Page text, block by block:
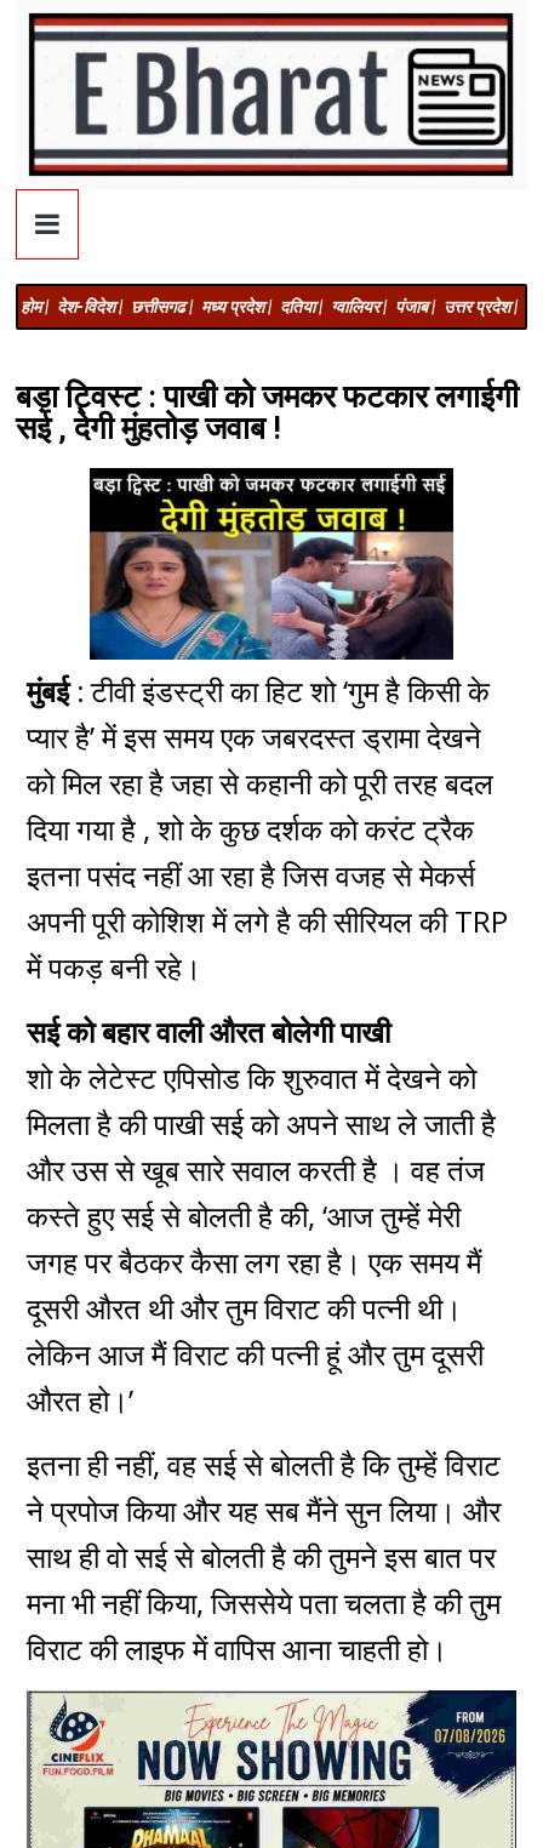
होम | देश-विदेश | छत्तीसगढ | मध्य प्रदेश | दतिया | ग्वालियर | पंजाब | उत्तर प्रदेश |
बड़ा ट्विस्ट : पाखी को जमकर फटकार लगाईगी
सई , देगी मुंहतोड़ जवाब !
मुंबई :टीवी इंडस्ट्री का हिट शो ‘गुम है किसी के
प्यार है’ में इस समय एक जबरदस्त ड्रामा देखने
को मिल रहा है जहा से कहानी को पूरी तरह बदल
दिया गया है , शो के कुछ दर्शक को करंट ट्रैक
इतना पसंद नहीं आ रहा है जिस वजह से मेकर्स
अपनी पूरी कोशिश में लगे है की सीरियल की TRP
में पकड़ बनी रहे।
सई को बहार वाली औरत बोलेगी पाखी
शो के लेटेस्ट एपिसोड कि शुरुवात में देखने को
मिलता है की पाखी सई को अपने साथ ले जाती है
और उस से खूब सारे सवाल करती है । वह तंज
कस्ते हुए सई से बोलती है की, ‘आज तुम्हें मेरी
जगह पर बैठकर कैसा लग रहा है। एक समय मैं
दूसरी औरत थी और तुम विराट की पत्नी थी।
लेकिन आज मैं विराट की पत्नी हूं और तुम दूसरी
औरत हो।’
इतना ही नहीं, वह सई से बोलती है कि तुम्हें विराट
ने प्रपोज किया और यह सब मैंने सुन लिया। और
साथ ही वो सई से बोलती है की तुमने इस बात पर
मना भी नहीं किया, जिससेये पता चलता है की तुम
विराट की लाइफ में वापिस आना चाहती हो।